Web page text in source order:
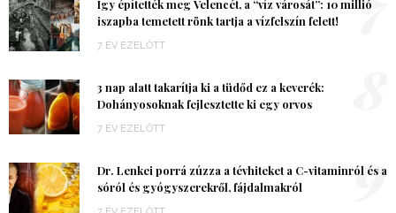
Így építették meg Velencét, a “víz városát”: 10 millió
iszapba temetett rönk tartja a vízfelszín felett!
7 ÉV EZELŐTT
3 nap alatt takarítja ki a tüdőd ez a keverék:
Dohányosoknak fejlesztette ki egy orvos
7 ÉV EZELŐTT
Dr. Lenkei porrá zúzza a tévhiteket a C-vitaminról és a
sóról és gyógyszerekről, fájdalmakról
9